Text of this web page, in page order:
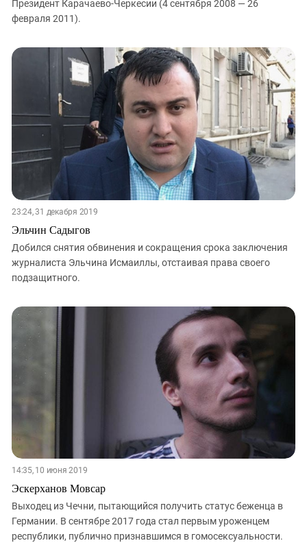
Президент Карачаево-Черкесии (4 сентября 2008 — 26
февраля 2011).
23:24, 31 декабря 2019
Эльчин Садыгов
Добился снятия обвинения и сокращения срока заключения
журналиста Эльчина Исмаиллы, отстаивая права своего
подзащитного.
14:35, 10 июня 2019
Эскерханов Мовсар
Выходец из Чечни, пытающийся получить статус беженца в
Германии. В сентябре 2017 года стал первым уроженцем
республики, публично признавшимся в гомосексуальности.